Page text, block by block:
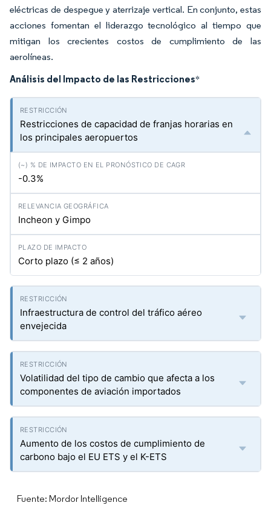
eléctricas de despegue y aterrizaje vertical. En conjunto, estas
acciones fomentan el liderazgo tecnológico al tiempo que
mitigan los crecientes costos de cumplimiento de las
aerolíneas.
Análisis del Impacto de las Restricciones*
Restricciones de capacidad de franjas horarias en
los principales aeropuertos
-0.3%
Incheon y Gimpo
Corto plazo (≤ 2 años)
Infraestructura de control del tráfico aéreo
envejecida
Volatilidad del tipo de cambio que afecta a los
componentes de aviación importados
Aumento de los costos de cumplimiento de
carbono bajo el EU ETS y el K-ETS
Fuente: Mordor Intelligence